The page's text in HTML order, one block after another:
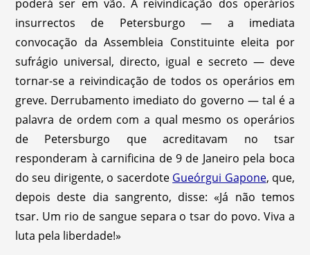
poderá ser em vão. A reivindicação dos operários
insurrectos de Petersburgo — a imediata
convocação da Assembleia Constituinte eleita por
sufrágio universal, directo, igual e secreto — deve
tornar-se a reivindicação de todos os operários em
greve. Derrubamento imediato do governo — tal é a
palavra de ordem com a qual mesmo os operários
de Petersburgo que acreditavam no tsar
responderam à carnificina de 9 de Janeiro pela boca
do seu dirigente, o sacerdote Gueórgui Gapone, que,
depois deste dia sangrento, disse: «Já não temos
tsar. Um rio de sangue separa o tsar do povo. Viva a
luta pela liberdade!»